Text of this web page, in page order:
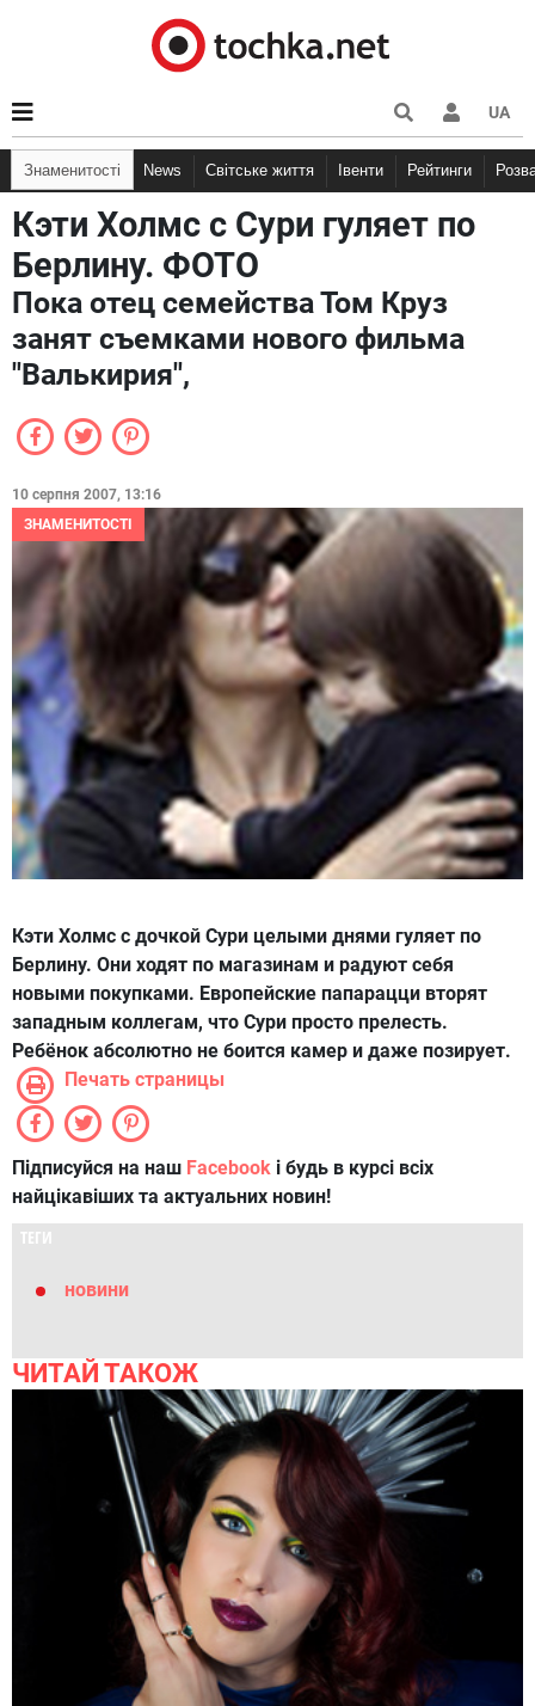
UA
Знаменитості News Світське життя Івенти Рейтинги
Кэти Холмс с Сури гуляет по
Берлину. ФОТО
Пока отец семейства Том Круз
занят съемками нового фильма
"Валькирия",
10 серпня 2007, 13:16
ЗНАМЕНИТОСТІ
Кэти Холмс с дочкой Сури целыми днями гуляет по
Берлину. Они ходят по магазинам и радуют себя
новыми покупками. Европейские папарацци вторят
западным коллегам, что Сури просто прелесть.
Ребёнок абсолютно не боится камер и даже позирует.
Печать страницы
Підписуйся на наш Facebook і будь в курсі всіх
найцікавіших та актуальних новин!
ТЕГИ
новини
ЧИТАЙ ТАКОЖ